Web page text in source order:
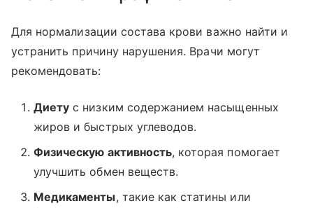
Для нормализации состава крови важно найти и
устранить причину нарушения. Врачи могут
рекомендовать:
Диету с низким содержанием насыщенных
жиров и быстрых углеводов.
Физическую активность, которая помогает
улучшить обмен веществ.
Медикаменты, такие как статины или